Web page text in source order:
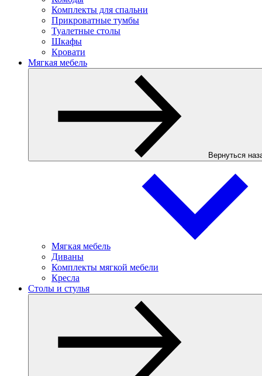
Комплекты для спальни
Прикроватные тумбы
Туалетные столы
Шкафы
Кровати
Мягкая мебель
Вернуться
Мягкая мебель
Диваны
Комплекты мягкой мебели
Кресла
Столы и стулья